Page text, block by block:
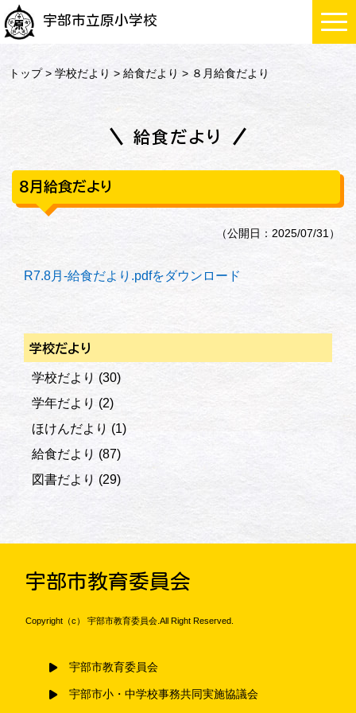
宇部市立原小学校
トップ>学校だより >給食だより > ８月給食だより
給食だより
８月給食だより
（公開日：2025/07/31）
R7.8月-給食だより.pdfをダウンロード
学校だより
学校だより (30)
学年だより (2)
ほけんだより (1)
給食だより (87)
図書だより (29)
宇部市教育委員会
Copyright（c） 宇部市教育委員会.All Right Reserved.
宇部市教育委員会
宇部市小・中学校事務共同実施協議会